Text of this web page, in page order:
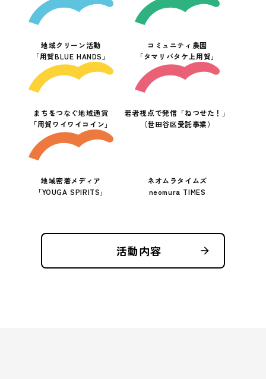
地域クリーン活動
「用賀BLUE HANDS」
コミュニティ農園
「タマリバタケ上用賀」
まちをつなぐ地域通貨
「用賀ワイワイコイン」
若者視点で発信「ねつせた！」
（世田谷区受託事業）
地域密着メディア
「YOUGA SPIRITS」
ネオムラタイムズ
neomura TIMES
活動内容 arrow_forward